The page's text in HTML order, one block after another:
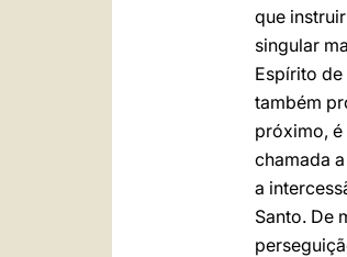
que
singular
Espírito
também
próximo, é
chamada
a
Santo. De